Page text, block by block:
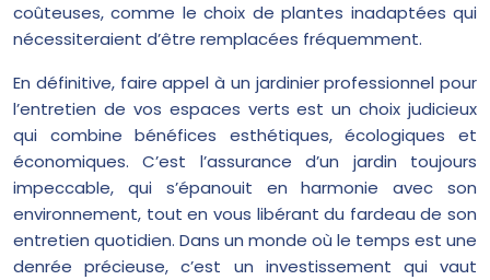
coûteuses, comme le choix de plantes inadaptées qui
nécessiteraient d’être remplacées fréquemment.
En définitive, faire appel à un jardinier professionnel pour
l’entretien de vos espaces verts est un choix judicieux
qui combine bénéfices esthétiques, écologiques et
économiques. C’est l’assurance d’un jardin toujours
impeccable, qui s’épanouit en harmonie avec son
environnement, tout en vous libérant du fardeau de son
entretien quotidien. Dans un monde où le temps est une
denrée précieuse, c’est un investissement qui vaut